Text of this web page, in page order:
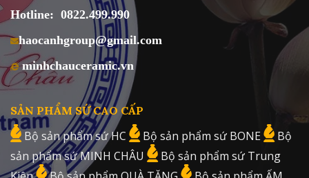
Hotline: 0822.499.990
haocanhgroup@gmail.com
minhchauceramic.vn
SẢN PHẨM SỨ CAO CẤP
Bộ sản phẩm sứ HC Bộ sản phẩm sứ BONE
Bộ
sản phẩm sứ MINH CHÂU
Bộ sản phẩm sứ Trung